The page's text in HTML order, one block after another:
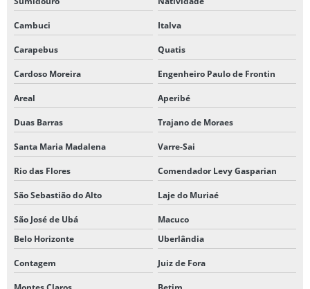
Cambuci Italva
Carapebus Quatis
Cardoso Moreira Engenheiro Paulo de Frontin
Areal Aperibé
Duas Barras Trajano de Moraes
Santa Maria Madalena Varre-Sai
Rio das Flores Comendador Levy Gasparian
São Sebastião do Alto Laje do Muriaé
São José de Ubá
Macuco
Belo Horizonte
Uberlândia
Contagem Juiz de Fora